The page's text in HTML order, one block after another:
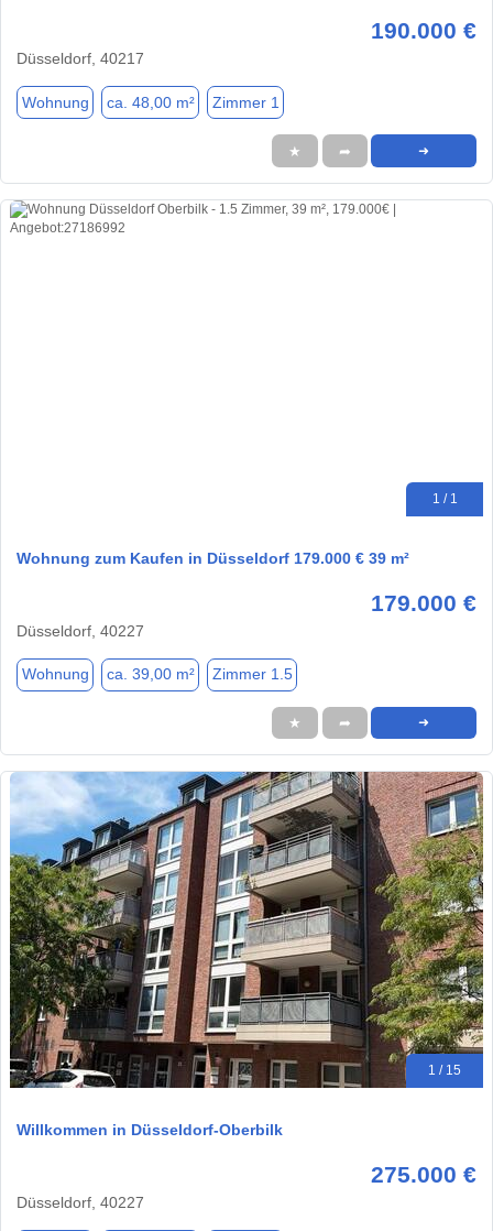
190.000 €
Düsseldorf, 40217
Wohnung ca. 48,00 m² Zimmer 1
★ ➦ ➜
1 / 1
Wohnung zum Kaufen in Düsseldorf 179.000 € 39 m²
179.000 €
Düsseldorf, 40227
Wohnung ca. 39,00 m² Zimmer 1.5
★ ➦ ➜
1 / 15
Willkommen in Düsseldorf-Oberbilk
275.000 €
Düsseldorf, 40227